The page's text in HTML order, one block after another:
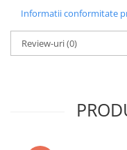
Informatii conformitate
Review-uri(0)